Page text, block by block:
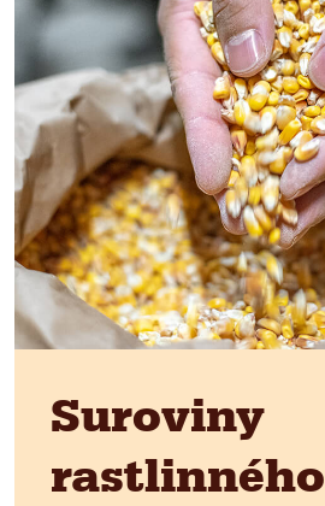
Suroviny
rastlinného